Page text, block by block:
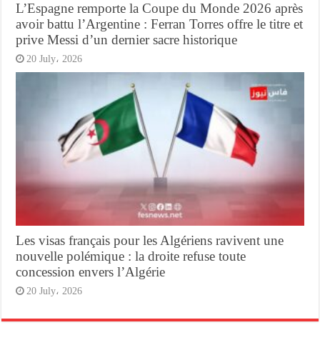
L’Espagne remporte la Coupe du Monde 2026 après
avoir battu l’Argentine : Ferran Torres offre le titre et
prive Messi d’un dernier sacre historique
20 July، 2026
Les visas français pour les Algériens ravivent une
nouvelle polémique : la droite refuse toute
concession envers l’Algérie
20 July، 2026